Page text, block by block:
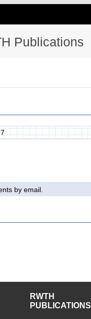
Publications
by email.
RWTH
PUBLICATIONS